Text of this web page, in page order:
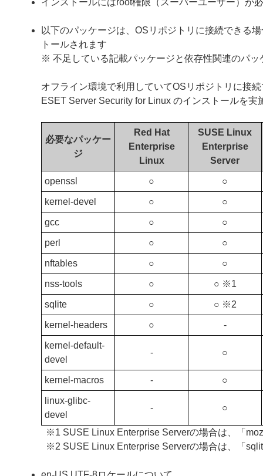
インストールにはroot権限（スーパーユーザー）が
以下のパッケージは、OSリポジトリに接続できる
トールされます
※ 不足している記載パッケージと依存性関連のパ
オフライン環境で利用していてOSリポジトリに接
ESET Server Security for Linux のインストールを実
必要なパッケー
ジ
Red Hat
Enterprise
Linux
SUSE Linux
Enterprise
Server
openssl ○ ○
kernel-devel ○ ○
gcc ○ ○
perl ○ ○
nftables ○ ○
nss-tools ○ ○ ※1
sqlite ○ ○ ※2
kernel-headers ○ ‐
kernel-default-
devel
‐ ○
kernel-macros ‐ ○
linux-glibc-
devel
‐ ○
※1 SUSE Linux Enterprise Serverの場合は、「
※2 SUSE Linux Enterprise Serverの場合は、「